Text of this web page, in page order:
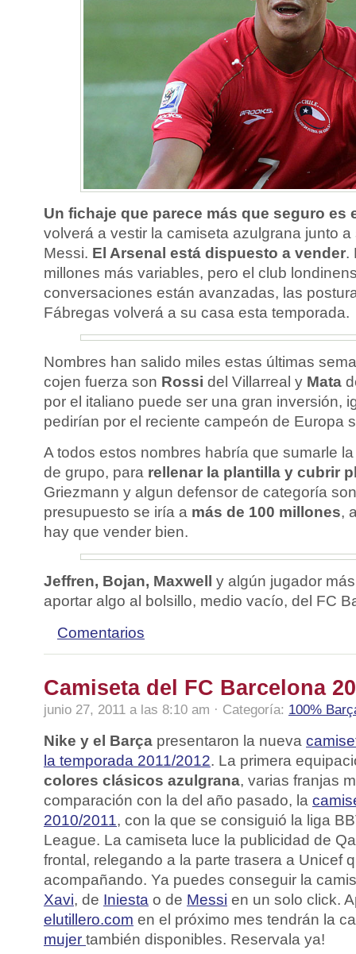
Un fichaje que parece más que seguro es
volverá a vestir la camiseta azulgrana junto
Messi. El Arsenal está dispuesto a vender.
millones más variables, pero el club
conversaciones están avanzadas, las
Fábregas volverá a su casa esta temporada.
Nombres han salido miles estas últimas
cojen fuerza son Rossi del Villarreal y Mata
por el italiano puede ser una gran inversión,
pedirían por el reciente campeón de Europa
A todos estos nombres habría que sumarle
de grupo, para rellenar la plantilla y cubrir
Griezmann y algun defensor de categoría
presupuesto se iría a más de 100 millones,
hay que vender bien.
Jeffren, Bojan, Maxwell
y algún jugador
aportar algo al bolsillo, medio vacío, del FC
Comentarios
Camiseta del FC Barcelona
junio 27, 2011 a las 8:10 am · Categoría: 100%
Nike y el Barça presentaron la nueva
la temporada 2011/2012. La primera
colores clásicos azulgrana, varias franjas
comparación con la del año pasado, la
2010/2011, con la que se consiguió la liga
League. La camiseta luce la publicidad de
frontal, relegando a la parte trasera a Unicef
acompañando. Ya puedes conseguir la
Xavi, de Iniesta o de Messi en un solo click.
elutillero.com en el próximo mes tendrán la
mujer también disponibles. Reservala ya!